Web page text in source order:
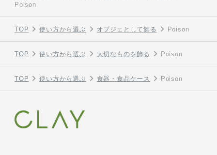
Poison
TOP 使い方から選ぶ オブジェとして飾る Poison
TOP 使い方から選ぶ 大切なものを飾る Poison
TOP 使い方から選ぶ 食器・食品ケース Poison